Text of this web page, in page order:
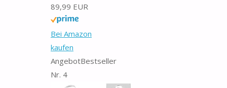
89,99 EUR
Bei Amazon
kaufen
AngebotBestseller
Nr. 4